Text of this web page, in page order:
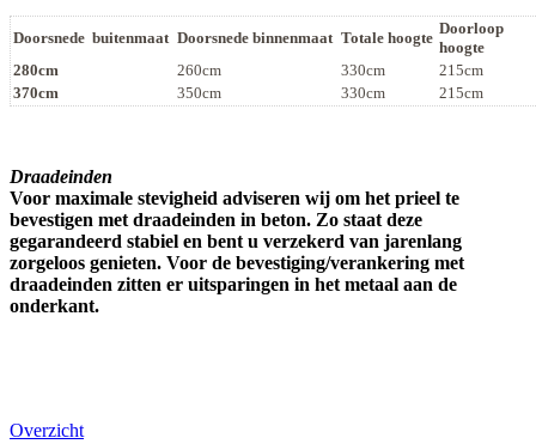
Doorsnede buitenmaat Doorsnede binnenmaat Totale hoogte
Doorloop
hoogte
280cm
260cm 330cm
215cm
370cm
350cm 330cm 215cm
Draadeinden
Voor maximale stevigheid adviseren wij om het prieel te
bevestigen met draadeinden in beton. Zo staat deze
gegarandeerd stabiel en bent u verzekerd van jarenlang
zorgeloos genieten. Voor de bevestiging/verankering met
draadeinden zitten er uitsparingen in het metaal aan de
onderkant.
Overzicht